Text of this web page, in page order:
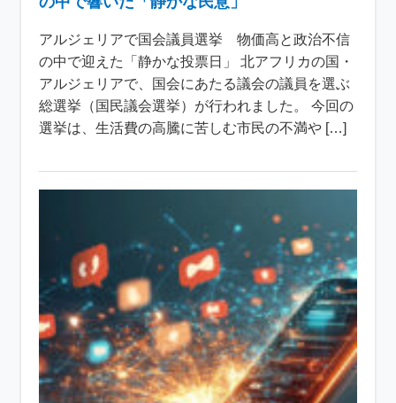
アルジェリアで国会議員選挙 物価高と政治不信
の中で迎えた「静かな投票日」 北アフリカの国・
アルジェリアで、国会にあたる議会の議員を選ぶ
総選挙（国民議会選挙）が行われました。 今回の
選挙は、生活費の高騰に苦しむ市民の不満や […]